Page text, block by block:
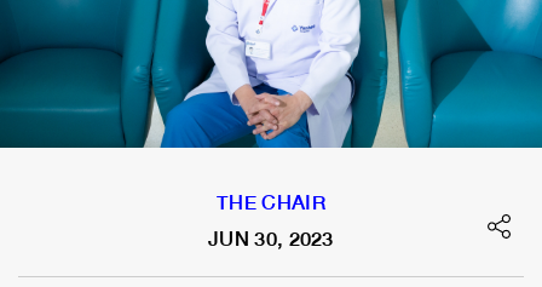
THE CHAIR
JUN 30, 2023